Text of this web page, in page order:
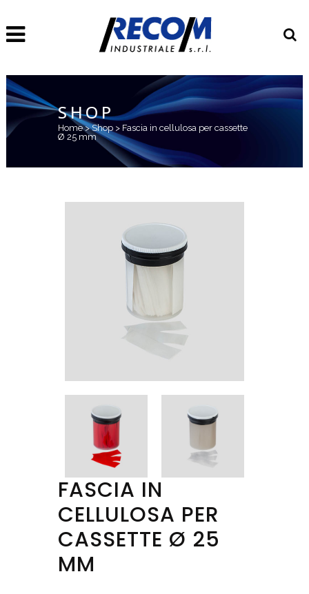
SHOP
Home>Shop > Fascia in cellulosa per cassette
Ø 25 mm
FASCIA IN
CELLULOSA PER
CASSETTE Ø 25
MM